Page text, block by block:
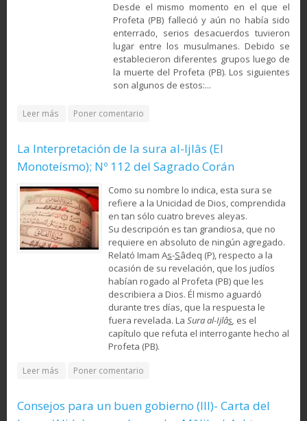
Desde el mismo momento en el que el
Profeta (PB) falleció y aún no había sido
enterrado, serios desacuerdos tuvieron
lugar entre los musulmanes. Debido se
establecieron diferentes grupos luego de
la muerte del Profeta (PB). Los siguientes
son algunos de estos:...
Leer más about Sucesos político-sociales después del fallecimiento
Poner comentario
La Interpretación de la sura al-Ijlâs (El
Monoteísmo); Nº 112 del Sagrado Corán
Como su nombre lo indica, esta sura se
refiere a la Unicidad de Dios, comprendida
en tan sólo cuatro breves aleyas.
Su descripción es tan grandiosa, que no
requiere en absoluto de ningún agregado.
Relató Imam As-Sâdeq (P), respecto a la
ocasión de su revelación, que los judíos
habían rogado al Profeta (PB) que les
describiera a Dios. Él mismo aguardó
durante tres días, que la respuesta le
fuera revelada. La Sura al-Ijlâs, es el
capítulo que refuta el interrogante hecho al
Profeta (PB).
Leer más about La Interpretación de la sura al-Ijlâs (El Monoteísmo);
Poner comentario
Consejos para un buen gobierno (III)- Carta del